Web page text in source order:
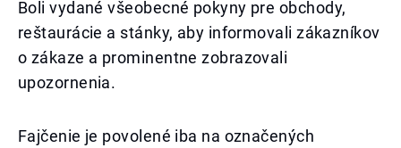
Boli vydané všeobecné pokyny pre obchody,
reštaurácie a stánky, aby informovali zákazníkov
o zákaze a prominentne zobrazovali
upozornenia.
Fajčenie je povolené iba na označených